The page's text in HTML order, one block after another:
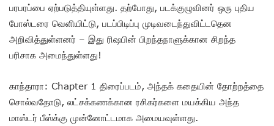
பரபரப்பை ஏற்படுத்தியுள்ளது. தற்போது, படக்குழுவினர் ஒரு புதிய
போஸ்டரை வெளியிட்டு, படப்பிடிப்பு முடிவடைந்துவிட்டதென
அறிவித்துள்ளனர் – இது ரிஷபின் பிறந்தநாளுக்கான சிறந்த
பரிசாக அமைந்துள்ளது!
காந்தாரா: Chapter 1 திரைப்படம், அந்தக் கதையின் தோற்றத்தை
சொல்வதோடு, லட்சக்கணக்கான ரசிகர்களை மயக்கிய அந்த
மாஸ்டர் பீஸ்க்கு முன்னோட்டமாக அமையவுள்ளது.